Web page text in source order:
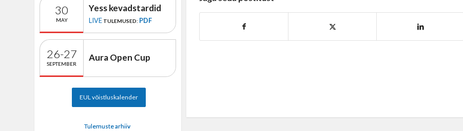
30
MAY
Yess kevadstardid
LIVE TULEMUSED: PDF
26-27
SEPTEMBER
Aura Open Cup
EUL võistluskalender
Tulemuste arhiiv